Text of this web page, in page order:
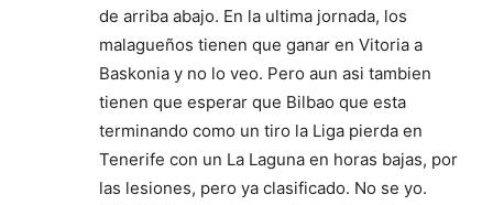
de arriba abajo. En la ultima jornada, los
malagueños tienen que ganar en Vitoria a
Baskonia y no lo veo. Pero aun asi tambien
tienen que esperar que Bilbao que esta
terminando como un tiro la Liga pierda en
Tenerife con un La Laguna en horas bajas, por
las lesiones, pero ya clasificado. No se yo.